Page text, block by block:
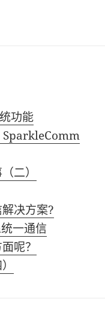
功能
SparkleComm
二）
决方案?
一通信
呢？